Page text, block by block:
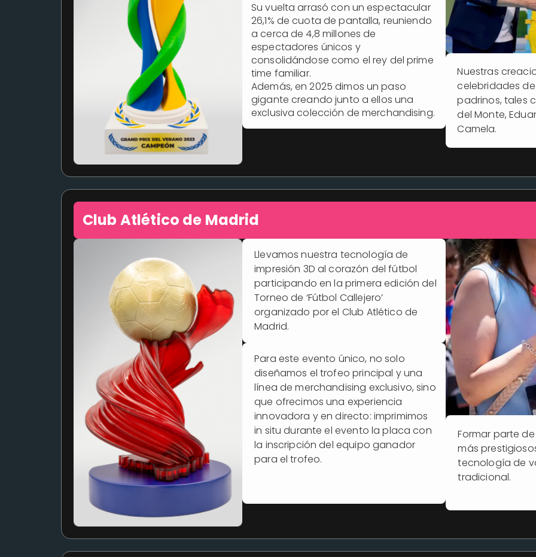
Su vuelta arrasó con un espectacular
26,1% de cuota de pantalla, reuniendo
a cerca de 4,8 millones de
espectadores únicos y
consolidándose como el rey del prime
time familiar.
Además, en 2025 dimos un paso
gigante creando junto a ellos una
exclusiva colección de merchandising.
Nuestras
celebridades
padrinos, tales
del Monte,
Camela.
Club Atlético de Madrid
Llevamos nuestra tecnología de
impresión 3D al corazón del fútbol
participando en la primera edición del
Torneo de ‘Fútbol Callejero’
organizado por el Club Atlético de
Madrid.
Para este evento único, no solo
diseñamos el trofeo principal y una
línea de merchandising exclusivo, sino
que ofrecimos una experiencia
innovadora y en directo: imprimimos
in situ durante el evento la placa con
la inscripción del equipo ganador
para el trofeo.
Formar parte
más
tecnología de
tradicional.